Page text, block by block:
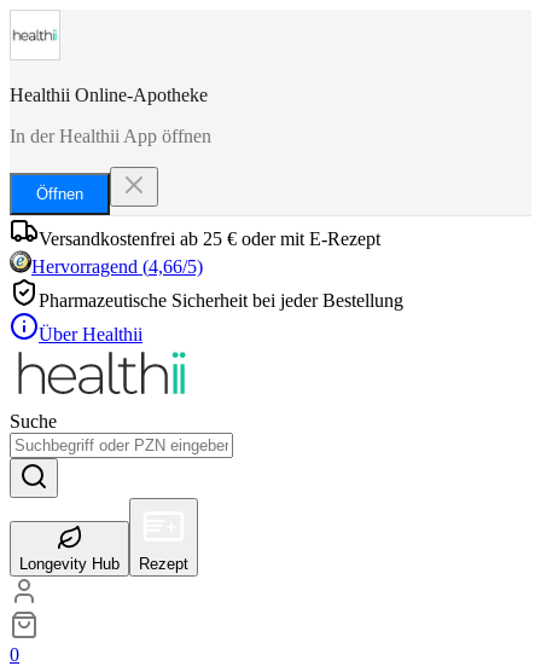
Healthii Online-Apotheke
In der Healthii App öffnen
Öffnen
Versandkostenfrei ab 25 € oder mit E-Rezept
Hervorragend (4,66/5)
Pharmazeutische Sicherheit bei jeder Bestellung
Über Healthii
Suche
Longevity Hub Rezept
0